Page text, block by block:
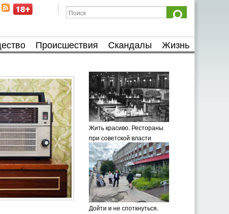
Происшествия Скандалы Жизнь
Жить красиво. Рестораны
при советской власти
Дойти и не споткнуться.